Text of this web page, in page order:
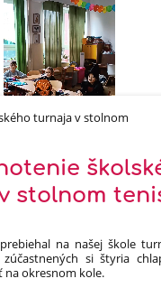
stolnom
na našej škole
si štyria
na okresnom kole.